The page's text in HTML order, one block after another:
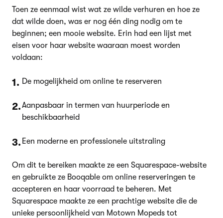
Toen ze eenmaal wist wat ze wilde verhuren en hoe ze
dat wilde doen, was er nog één ding nodig om te
beginnen; een mooie website. Erin had een lijst met
eisen voor haar website waaraan moest worden
voldaan:
De mogelijkheid om online te reserveren
Aanpasbaar in termen van huurperiode en
beschikbaarheid
Een moderne en professionele uitstraling
Om dit te bereiken maakte ze een Squarespace-website
en gebruikte ze Booqable om online reserveringen te
accepteren en haar voorraad te beheren. Met
Squarespace maakte ze een prachtige website die de
unieke persoonlijkheid van Motown Mopeds tot